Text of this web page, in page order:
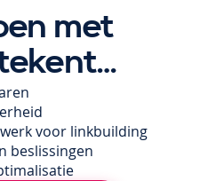
met
voor linkbuilding
beslissingen